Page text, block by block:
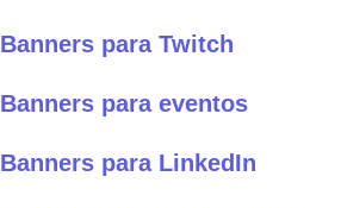
Banners para Twitch
Banners para eventos
Banners para LinkedIn